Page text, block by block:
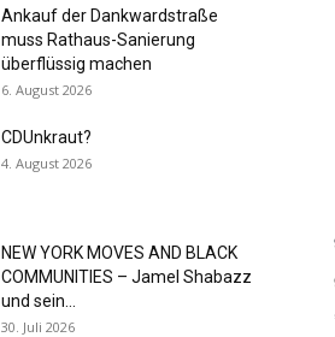
Ankauf der Dankwardstraße
muss Rathaus-Sanierung
überflüssig machen
6. August 2026
CDUnkraut?
4. August 2026
NEW YORK MOVES AND BLACK
COMMUNITIES – Jamel Shabazz
und sein...
30. Juli 2026